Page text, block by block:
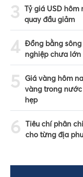
3 Tỷ giá USD hôm
quay đầu giảm
4 Đồng bằng
nghiệp chưa
5
Giá vàng hôm
vàng trong
hẹp
6 Tiêu chí phân
cho từng địa